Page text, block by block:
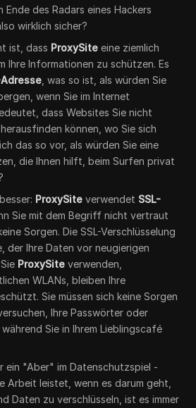
des Radars eines Hackers
wirklich sicher?
ist, dass ProxySite eine ziemlich
Ihre Informationen zu schützen. Es
, was so ist, als würden Sie
wenn Sie im Internet
dass Websites Sie nicht
können, wo Sie sich
das so vor, als würden Sie eine
die Ihnen hilft, beim Surfen privat
ProxySite verwendet SSL-
Sie mit dem Begriff nicht vertraut
Sorgen. Die SSL-Verschlüsselung
der Ihre Daten vor neugierigen
ProxySite verwenden,
WLANs, bleiben Ihre
Sie müssen sich keine Sorgen
Ihre Passwörter oder
Sie in Ihrem Lieblingscafé
ein "Aber" im Datenschutzspiel -
Arbeit leistet, wenn es darum geht,
Daten zu verschlüsseln, ist es immer